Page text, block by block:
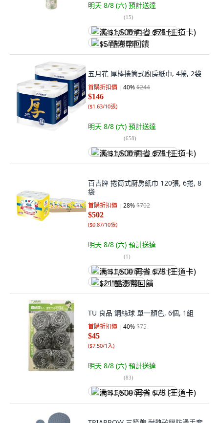
明天 8/8 (六) 預計送達
(15)
满 $1,500 再省 $75 (王道卡)
$5 酷澎幣回饋
五月花 厚棒捲筒式廚房紙巾, 4捲, 2袋
首購折扣價 40%$244
$146
($1.63/10張)
明天 8/8 (六) 預計送達
(658)
满 $1,500 再省 $75 (王道卡)
百吉牌 捲筒式廚房紙巾 120張, 6捲, 8
袋
首購折扣價 28%$702
$502
($0.87/10張)
明天 8/8 (六) 預計送達
(1)
满 $1,500 再省 $75 (王道卡)
$21 酷澎幣回饋
TU 良品 鋼絲球 單一顏色, 6個, 1組
首購折扣價 40%$75
$45
($7.50/1入)
明天 8/8 (六) 預計送達
(83)
满 $1,500 再省 $75 (王道卡)